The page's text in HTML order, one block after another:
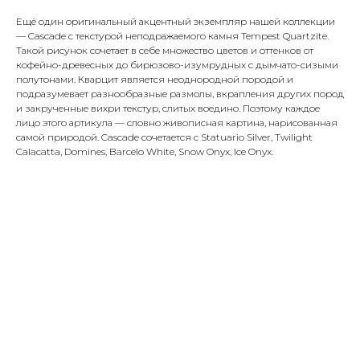
Ещё один оригинальный акцентный экземпляр нашей коллекции
— Cascade с текстурой неподражаемого камня Tempest Quartzite.
Такой рисунок сочетает в себе множество цветов и оттенков от
кофейно-древесных до бирюзово-изумрудных с дымчато-сизыми
полутонами. Кварцит является неоднородной породой и
подразумевает разнообразные размолы, вкрапления других пород
и закрученные вихри текстур, слитых воедино. Поэтому каждое
лицо этого артикула — словно живописная картина, нарисованная
самой природой. Cascade сочетается с Statuario Silver, Twilight
Calacatta, Domines, Barcelo White, Snow Onyx, Ice Onyx.